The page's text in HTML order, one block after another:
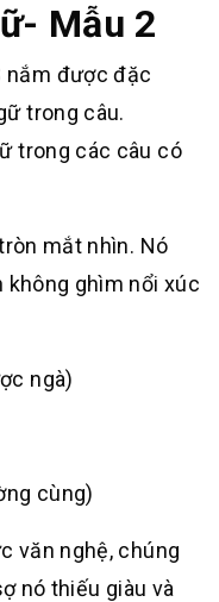
Mẫu 2
nắm được đặc
trong câu.
trong các câu có
mắt nhìn. Nó
không ghìm nổi xúc
ngà)
cùng)
văn nghệ, chúng
nó thiếu giàu và